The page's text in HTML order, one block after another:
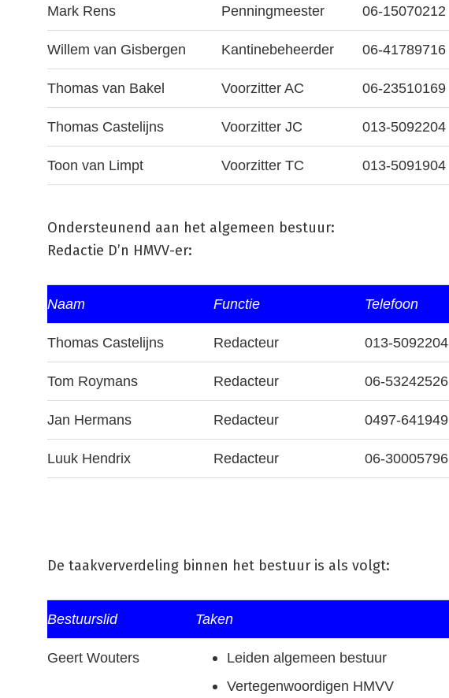
Mark Rens Penningmeester 06-15070212
Willem van Gisbergen Kantinebeheerder 06-41789716
Thomas van Bakel Voorzitter AC 06-23510169
Thomas Castelijns Voorzitter JC 013-5092204
Toon van Limpt Voorzitter TC 013-5091904
Ondersteunend aan het algemeen bestuur:
Redactie D’n HMVV-er:
Naam Functie Telefoon
Thomas Castelijns Redacteur 013-5092204
Tom Roymans Redacteur 06-53242526
Jan Hermans Redacteur 0497-641949
Luuk Hendrix Redacteur 06-30005796
De taakververdeling binnen het bestuur is als volgt:
Bestuurslid Taken
Geert Wouters
Leiden algemeen bestuur
Vertegenwoordigen HMVV